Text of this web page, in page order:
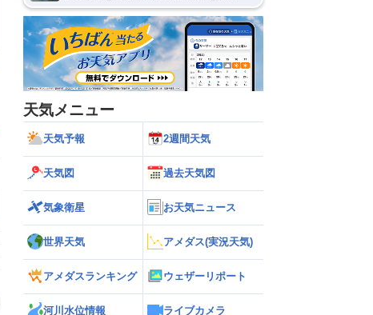
天気メニュー
天気予報 2週間天気
天気図 過去天気図
気象衛星 お天気ニュース
世界天気 アメダス(実況天気)
アメダスランキング ウェザーリポート
河川水位情報 ライブカメラ